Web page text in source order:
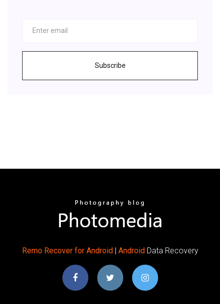
Subscribe
Remo Recover for Android| AndroidData Recovery